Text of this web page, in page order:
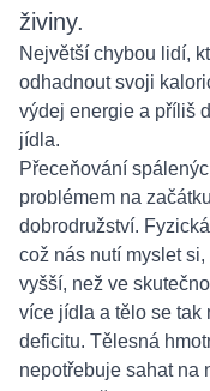
živiny.
Největší chybou lidí,
odhadnout svoji
výdej energie a příliš
jídla.
Přeceňování
problémem na
dobrodružství.
což nás nutí myslet
vyšší, než ve
více jídla a tělo se tak
deficitu. Tělesná
nepotřebuje sahat na